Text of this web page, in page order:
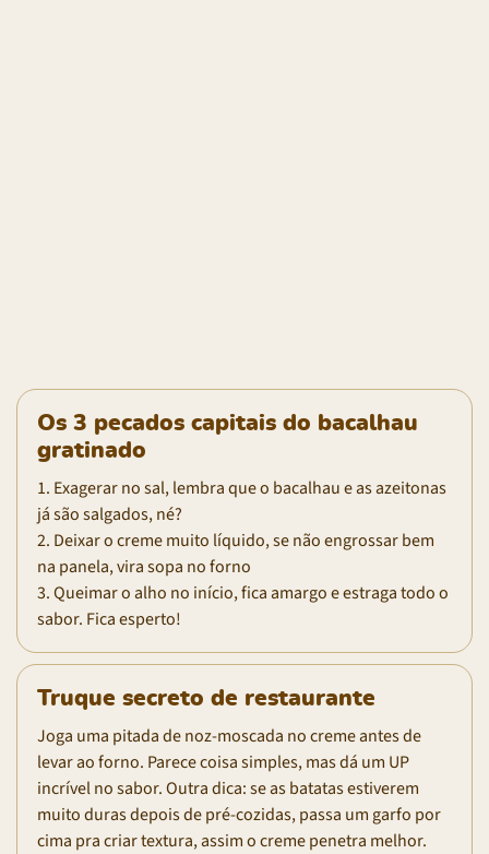
Os 3 pecados capitais do bacalhau
gratinado
1. Exagerar no sal, lembra que o bacalhau e as azeitonas
já são salgados, né?
2. Deixar o creme muito líquido, se não engrossar bem
na panela, vira sopa no forno
3. Queimar o alho no início, fica amargo e estraga todo o
sabor. Fica esperto!
Truque secreto de restaurante
Joga uma pitada de noz-moscada no creme antes de
levar ao forno. Parece coisa simples, mas dá um UP
incrível no sabor. Outra dica: se as batatas estiverem
muito duras depois de pré-cozidas, passa um garfo por
cima pra criar textura, assim o creme penetra melhor.